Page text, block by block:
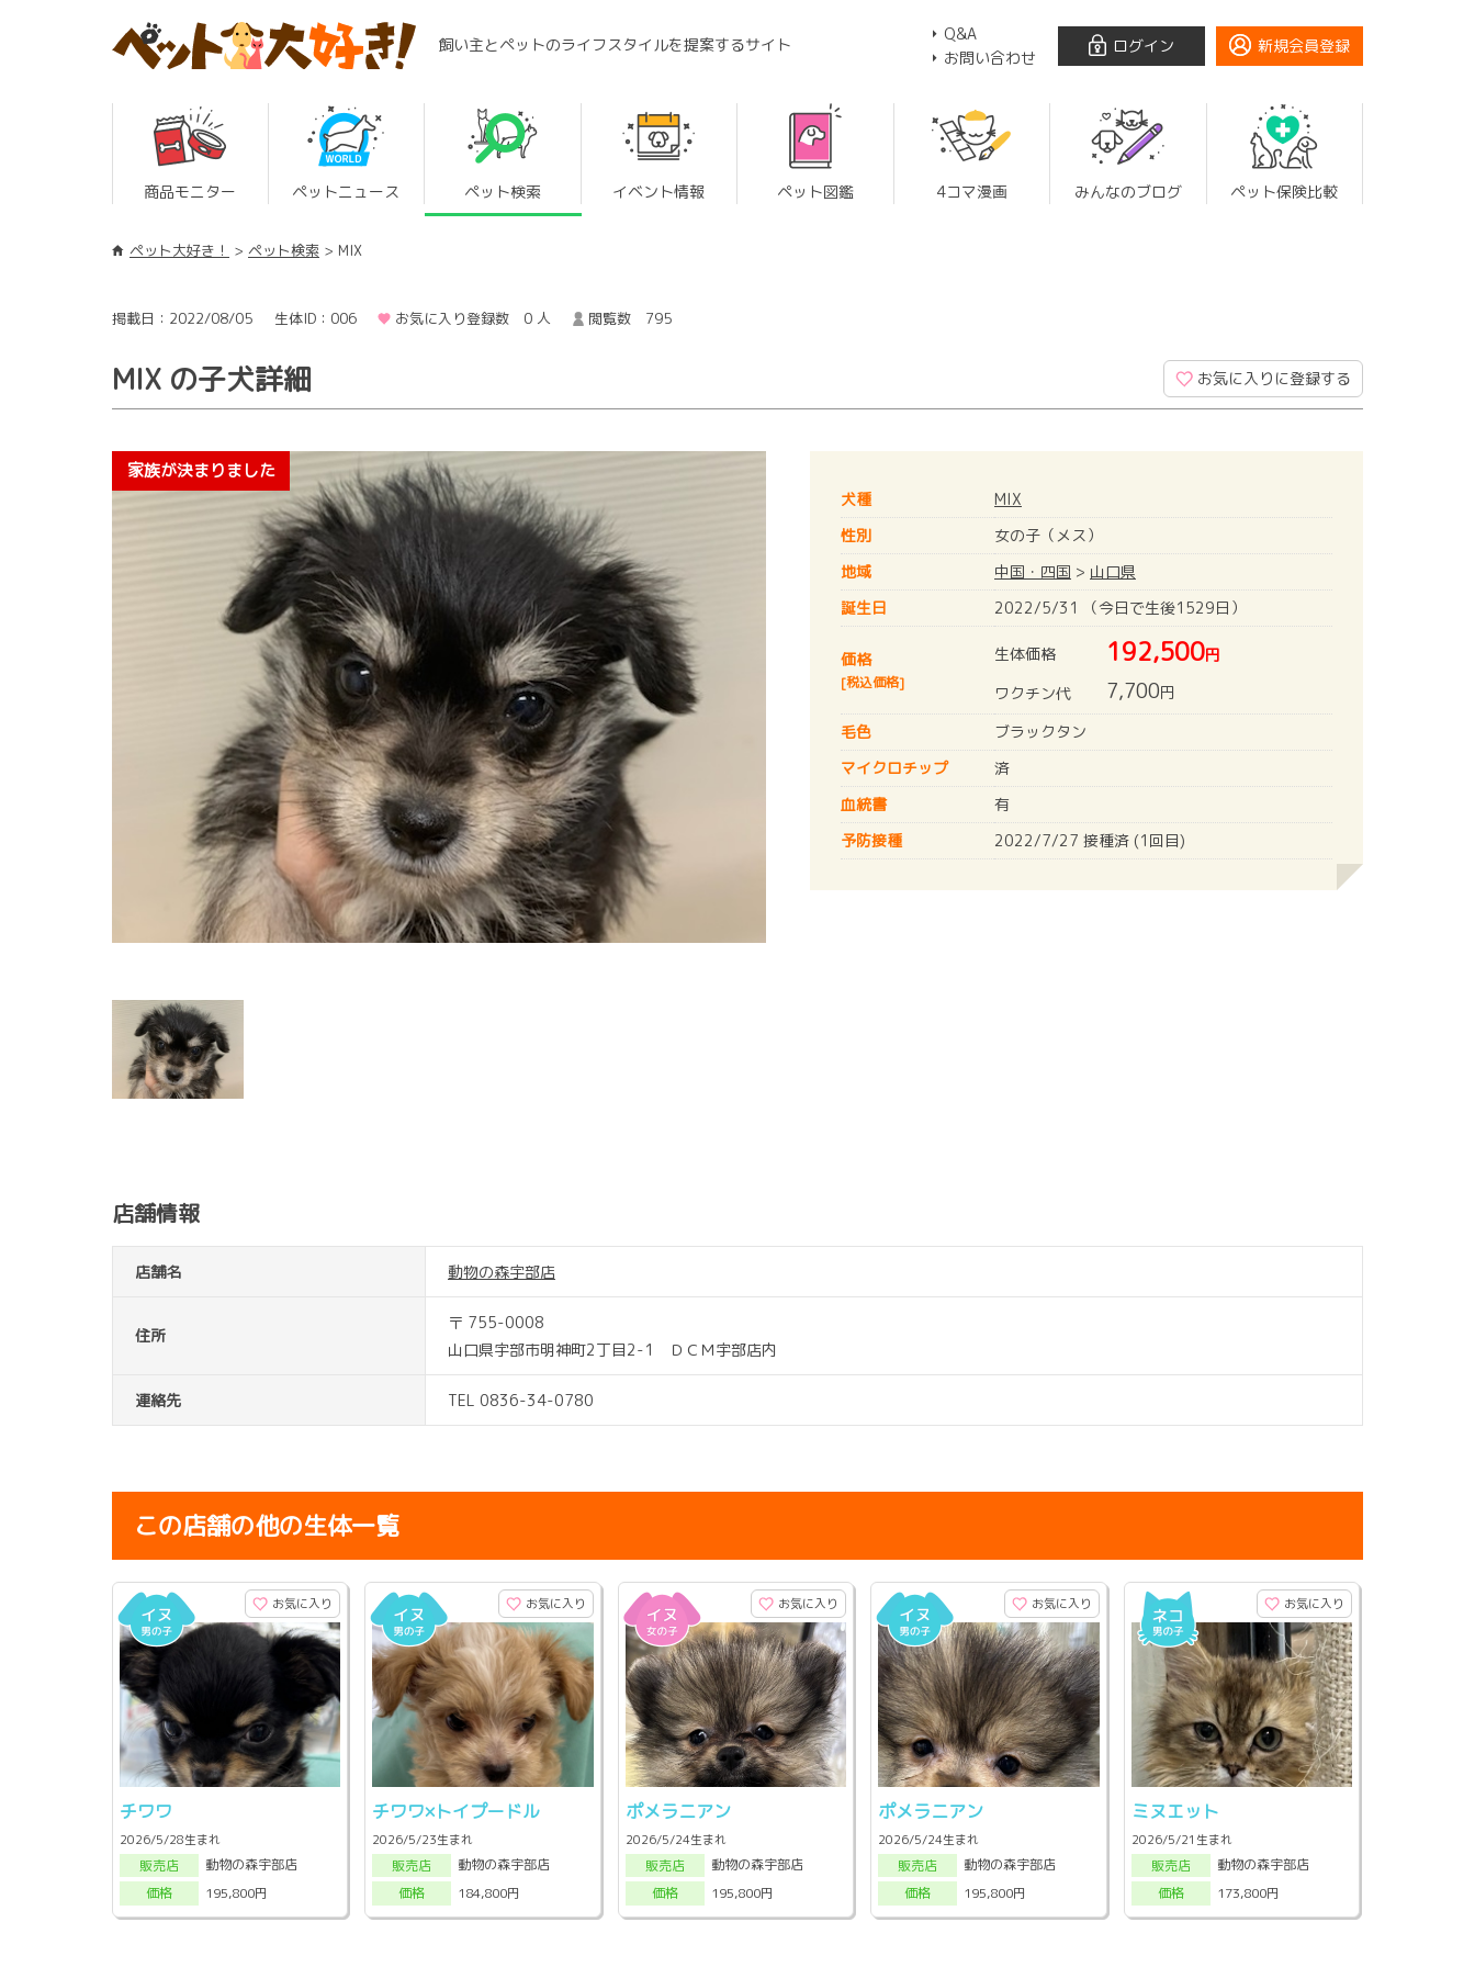
飼い主とペットのライフスタイルを提案するサイト
Q&A
お問い合わせ
ログイン 新規会員登録
商品モニター ペットニュース ペット検索 イベント情報 ペット図鑑 4コマ漫画 みんなのブログ ペット保険比較
ペット大好き！ ペット検索 MIX
掲載日：2022/08/05 生体ID：006 お気に入り登録数 0 人 閲覧数 795
MIX の子犬詳細 お気に入りに登録する
犬種
MIX
性別
女の子（メス）
地域
中国・四国 > 山口県
誕生日
2022/5/31 （今日で生後1529日）
価格
[税込価格]
生体価格 192,500円
ワクチン代
7,700円
毛色
ブラックタン
マイクロチップ
済
血統書
有
予防接種
2022/7/27 接種済 (1回目)
店舗情報
店舗名 動物の森宇部店
住所
〒 755-0008
山口県宇部市明神町2丁目2-1 ＤＣＭ宇部店内
連絡先 TEL 0836-34-0780
この店舗の他の生体一覧
お気に入り
チワワ
2026/5/28生まれ
販売店
動物の森宇部店
価格
195,800円
お気に入り
チワワ×トイプードル
2026/5/23生まれ
販売店
動物の森宇部店
価格
184,800円
お気に入り
ポメラニアン
2026/5/24生まれ
販売店
動物の森宇部店
価格
195,800円
お気に入り
ポメラニアン
2026/5/24生まれ
販売店
動物の森宇部店
価格
195,800円
お気に入り
ミヌエット
2026/5/21生まれ
販売店
動物の森宇部店
価格
173,800円